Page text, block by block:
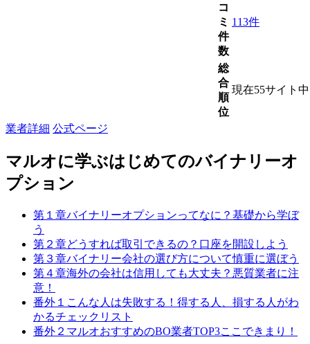
コ
ミ
件
数
113件
総
合
順
位
現在55サイト
業者詳細 公式ページ
マルオに学ぶはじめてのバイナリーオ
プション
第１章バイナリーオプションってなに？ 基礎から学ぼ
う
第２章どうすれば取引できるの？ 口座を開設しよう
第３章バイナリー会社の選び方について慎重に選ぼう
第４章海外の会社は信用しても大丈夫？ 悪質業者に注
意！
番外１ こんな人は失敗する！ 得する人、損する人がわ
かるチェックリスト
番外２ マルオおすすめのBO業者TOP3ここできまり！